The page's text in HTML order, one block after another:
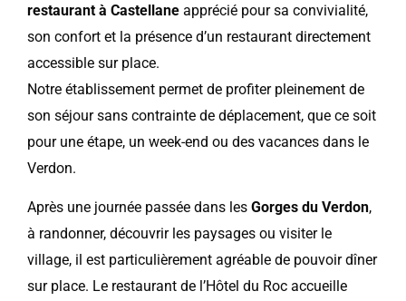
restaurant à Castellane apprécié pour sa convivialité,
son confort et la présence d’un restaurant directement
accessible sur place.
Notre établissement permet de profiter pleinement de
son séjour sans contrainte de déplacement, que ce soit
pour une étape, un week-end ou des vacances dans le
Verdon.
Après une journée passée dans les Gorges du Verdon,
à randonner, découvrir les paysages ou visiter le
village, il est particulièrement agréable de pouvoir dîner
sur place. Le restaurant de l’Hôtel du Roc accueille